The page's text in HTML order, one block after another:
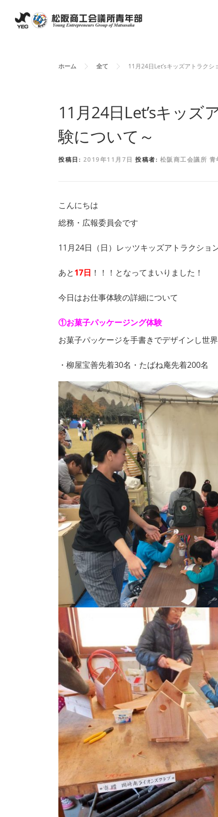
ホーム 全て 11月24日Let’sキッズアトラク
11月24日Let’sキッ
験について～
投稿日: 2019年11月7日 投稿者: 松阪商工会議所 青
こんにちは
総務・広報委員会です
11月24日（日）レッツキッズアトラクショ
あと17日 ！！！となってまいりました！
今日はお仕事体験の詳細について
①お菓子パッケージング体験
お菓子パッケージを手書きでデザインし世
・柳屋宝善先着30名・たばね庵先着200名